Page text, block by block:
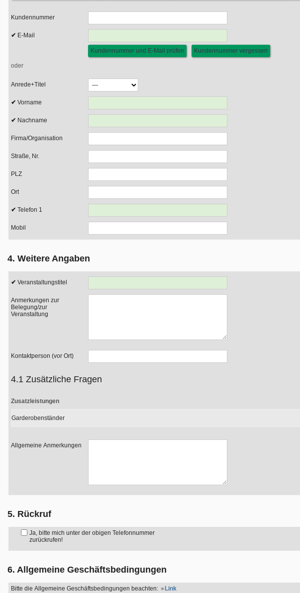
Kundennummer
E-Mail
oder
Anrede+Titel
Vorname
Nachname
Firma/Organisation
Straße, Nr.
PLZ
Ort
Telefon 1
Mobil
4. Weitere Angaben
Veranstaltungstitel
Anmerkungen zur
Belegung/zur
Veranstaltung
Kontaktperson (vor Ort)
4.1 Zusätzliche Fragen
Zusatzleistungen
Garderobenständer
Allgemeine Anmerkungen
5. Rückruf
Ja, bitte mich unter der obigen Telefonnummer
zurückrufen!
6. Allgemeine Geschäftsbedingungen
Bitte die Allgemeine Geschäftsbedingungen beachten: Link